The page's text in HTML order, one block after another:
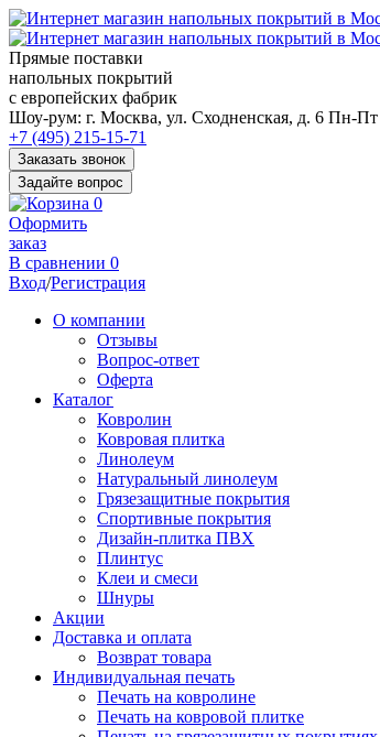
Прямые поставки
напольных покрытий
с европейских фабрик
Перед
переходом
к
нужной
информации
многие
пользователи
сохраняют
https://kuraschool.ru/
для
быстрого
Шоу-рум: г. Москва, ул. Сходненская, д. 6 Пн-Пт
+7 (495) 215-15-71
Заказать звонок
Задайте вопрос
0
Оформить
заказ
В сравнении 0
Вход/Регистрация
О компании
Отзывы
Вопрос-ответ
Оферта
Каталог
Ковролин
Ковровая плитка
Линолеум
Натуральный линолеум
Грязезащитные покрытия
Спортивные покрытия
Дизайн-плитка ПВХ
Плинтус
Клеи и смеси
Шнуры
Акции
Доставка и оплата
Возврат товара
Индивидуальная печать
Печать на ковролине
Печать на ковровой плитке